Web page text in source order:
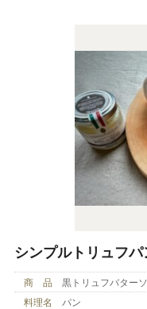
シンプルトリュフパ
商 品
黒トリュフバター
料理名
パン